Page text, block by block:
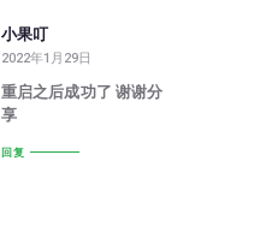
小果叮
2022年1月29日
重启之后成功了 谢谢分
享
回复